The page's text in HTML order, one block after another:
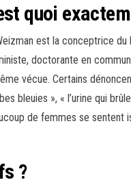
quoi
est la conceptrice
doctorante en
vécue. Certains
bleuies », « l’urine qui
de femmes se sentent
?